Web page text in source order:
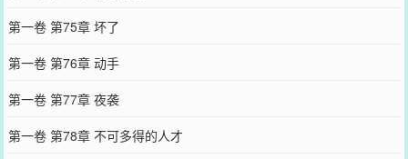
第一卷 第75章 坏了
第一卷 第76章 动手
第一卷 第77章 夜袭
第一卷 第78章 不可多得的人才